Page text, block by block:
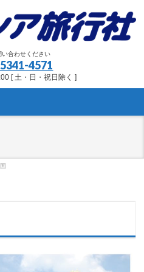
い合わせください
4571
[ 土・日・祝日除く ]